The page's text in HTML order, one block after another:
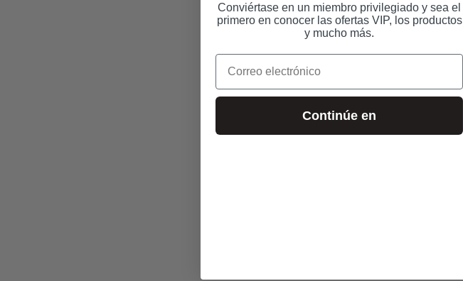
Conviértase en un miembro privilegiado y sea el
primero en conocer las ofertas VIP, los productos
y mucho más.
Correo electrónico
Continúe en